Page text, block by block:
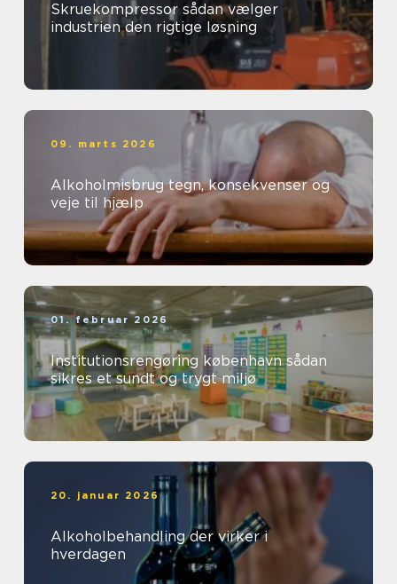
Skruekompressor sådan vælger
industrien den rigtige løsning
09. marts 2026
Alkoholmisbrug tegn, konsekvenser og
veje til hjælp
01. februar 2026
Institutionsrengøring københavn sådan
sikres et sundt og trygt miljø
20. januar 2026
Alkoholbehandling der virker i
hverdagen